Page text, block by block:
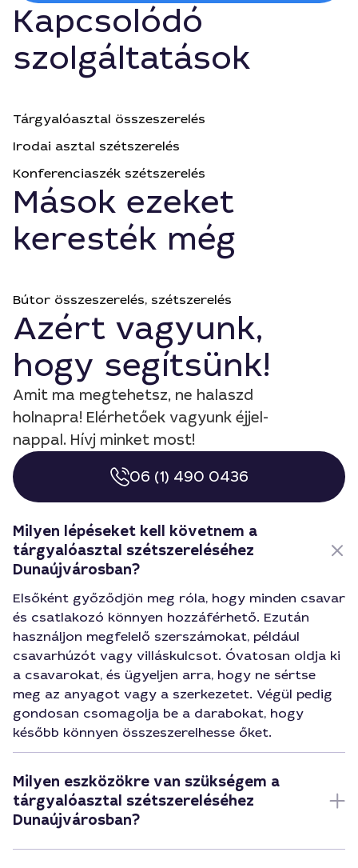
Kapcsolódó
szolgáltatások
Tárgyalóasztal összeszerelés
Irodai asztal szétszerelés
Konferenciaszék szétszerelés
Mások ezeket
keresték még
Bútor összeszerelés, szétszerelés
Azért vagyunk,
hogy segítsünk!
Amit ma megtehetsz, ne halaszd
holnapra! Elérhetőek vagyunk éjjel-
nappal. Hívj minket most!
06 (1) 490 0436
Milyen lépéseket kell követnem a
tárgyalóasztal szétszereléséhez
Dunaújvárosban?
Elsőként győződjön meg róla, hogy minden csavar
és csatlakozó könnyen hozzáférhető. Ezután
használjon megfelelő szerszámokat, például
csavarhúzót vagy villáskulcsot. Óvatosan oldja ki
a csavarokat, és ügyeljen arra, hogy ne sértse
meg az anyagot vagy a szerkezetet. Végül pedig
gondosan csomagolja be a darabokat, hogy
később könnyen összeszerelhesse őket.
Milyen eszközökre van szükségem a
tárgyalóasztal szétszereléséhez
Dunaújvárosban?